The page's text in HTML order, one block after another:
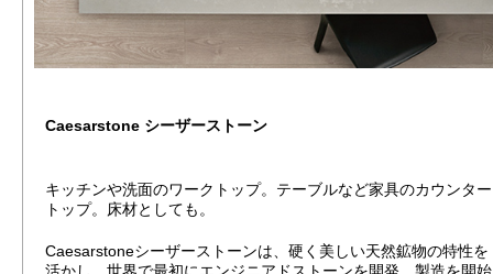
Caesarstone シーザーストーン
キッチンや洗面のワークトップ。テーブルなど家具のカウンター
トップ。床材としても。
Caesarstoneシーザーストーンは、硬く美しい天然鉱物の特性を